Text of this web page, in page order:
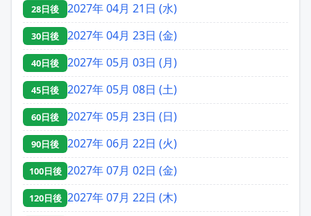
28日後 2027年 04月 21日 (水)
30日後 2027年 04月 23日 (金)
40日後 2027年 05月 03日 (月)
45日後 2027年 05月 08日 (土)
60日後 2027年 05月 23日 (日)
90日後 2027年 06月 22日 (火)
100日後 2027年 07月 02日 (金)
120日後 2027年 07月 22日 (木)